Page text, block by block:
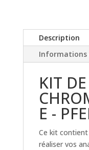
Description
Informations
KIT
E -
Ce kit
réaliser vos